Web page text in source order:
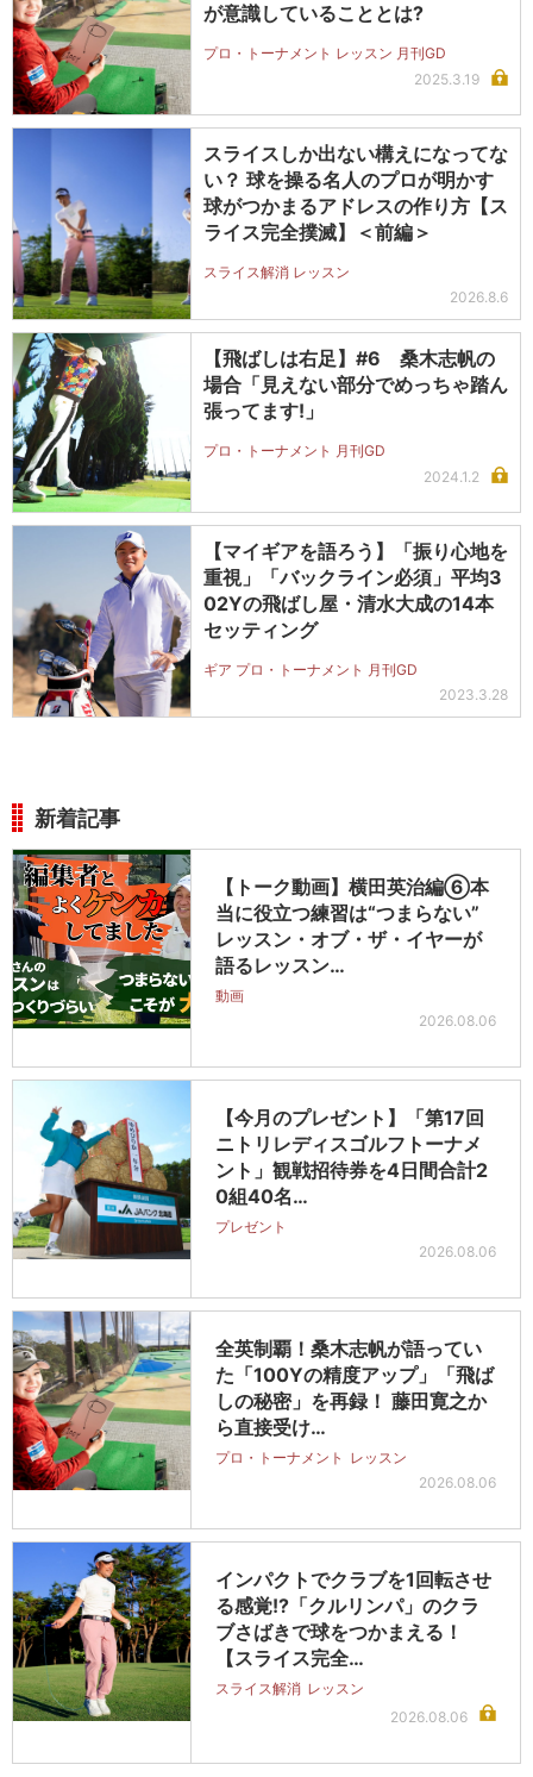
が意識していることとは?
プロ・トーナメント レッスン 月刊GD
2025.3.19
スライスしか出ない構えになってな
い？ 球を操る名人のプロが明かす
球がつかまるアドレスの作り方【ス
ライス完全撲滅】＜前編＞
スライス解消 レッスン
2026.8.6
【飛ばしは右足】#6 桑木志帆の
場合「見えない部分でめっちゃ踏ん
張ってます!」
プロ・トーナメント 月刊GD
2024.1.2
【マイギアを語ろう】「振り心地を
重視」「バックライン必須」平均3
02Yの飛ばし屋・清水大成の14本
セッティング
ギア プロ・トーナメント 月刊GD
2023.3.28
新着記事
【トーク動画】横田英治編⑥本
当に役立つ練習は“つまらない”
レッスン・オブ・ザ・イヤーが
語るレッスン…
動画
2026.08.06
【今月のプレゼント】「第17回
ニトリレディスゴルフトーナメ
ント」観戦招待券を4日間合計2
0組40名…
プレゼント
2026.08.06
全英制覇！桑木志帆が語ってい
た「100Yの精度アップ」「飛ば
しの秘密」を再録！ 藤田寛之か
ら直接受け…
プロ・トーナメント レッスン
2026.08.06
インパクトでクラブを1回転させ
る感覚!?「クルリンパ」のクラ
ブさばきで球をつかまえる！
【スライス完全…
スライス解消 レッスン
2026.08.06